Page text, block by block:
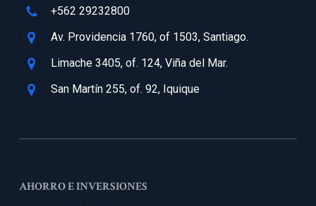
+562 29232800
Av. Providencia 1760, of 1503, Santiago.
Limache 3405, of. 124, Viña del Mar.
San Martín 255, of. 92, Iquique
AHORRO E INVERSIONES